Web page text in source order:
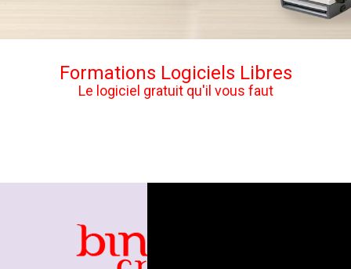
Formations Logiciels Libres
Le logiciel gratuit qu'il vous faut